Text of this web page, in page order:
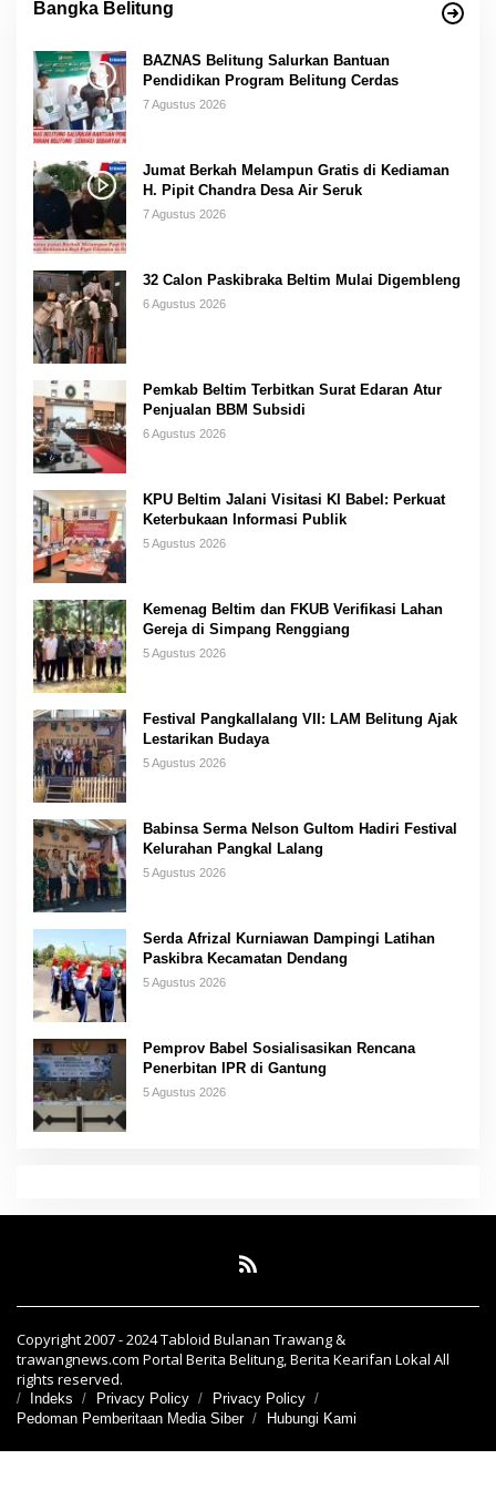
Bangka Belitung
BAZNAS Belitung Salurkan Bantuan
Pendidikan Program Belitung Cerdas
7 Agustus 2026
Jumat Berkah Melampun Gratis di Kediaman
H. Pipit Chandra Desa Air Seruk
7 Agustus 2026
32 Calon Paskibraka Beltim Mulai Digembleng
6 Agustus 2026
Pemkab Beltim Terbitkan Surat Edaran Atur
Penjualan BBM Subsidi
6 Agustus 2026
KPU Beltim Jalani Visitasi KI Babel: Perkuat
Keterbukaan Informasi Publik
5 Agustus 2026
Kemenag Beltim dan FKUB Verifikasi Lahan
Gereja di Simpang Renggiang
5 Agustus 2026
Festival Pangkallalang VII: LAM Belitung Ajak
Lestarikan Budaya
5 Agustus 2026
Babinsa Serma Nelson Gultom Hadiri Festival
Kelurahan Pangkal Lalang
5 Agustus 2026
Serda Afrizal Kurniawan Dampingi Latihan
Paskibra Kecamatan Dendang
5 Agustus 2026
Pemprov Babel Sosialisasikan Rencana
Penerbitan IPR di Gantung
5 Agustus 2026
Copyright 2007 - 2024 Tabloid Bulanan Trawang &
trawangnews.com Portal Berita Belitung, Berita Kearifan Lokal All
rights reserved.
Indeks Privacy Policy
Privacy Policy
Pedoman Pemberitaan Media Siber
Hubungi Kami